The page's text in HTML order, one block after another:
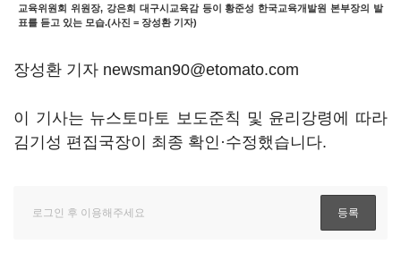
교육위원회 위원장, 강은희 대구시교육감 등이 황준성 한국교육개발원 본부장의 발
표를 듣고 있는 모습.(사진 = 장성환 기자)
장성환 기자 newsman90@etomato.com
이 기사는 뉴스토마토 보도준칙 및 윤리강령에 따라
김기성 편집국장이 최종 확인·수정했습니다.